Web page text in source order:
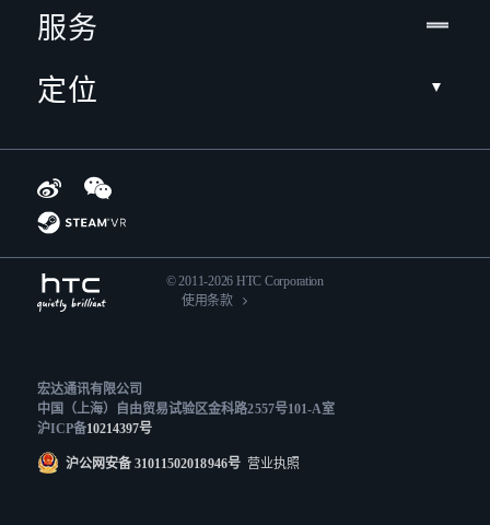
服务
定位
© 2011-2026 HTC Corporation
使用条款
宏达通讯有限公司
中国（上海）自由贸易试验区金科路2557号101-A室
沪ICP备10214397号
沪公网安备 31011502018946号营业执照